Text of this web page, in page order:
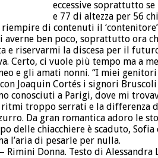
eccessive soprattutto
e 77 di altezza per 56
di contenuti il
averne ben poco, soprattutto ora
e riservarmi la discesa per il
Certo, ci vuole più tempo ma a
e gli amati nonni. “I miei
Joaquin Cortés i signori
conosciuti a Parigi, dove mi
troppo serrati e la differenza
Da gran romantica adoro le
delle chiacchiere è scaduto,
l’aria di pesarle per nulla.
Rimini Donna. Testo di Alessandra